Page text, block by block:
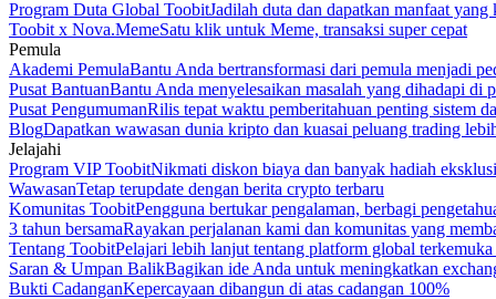
Program Duta Global ToobitJadilah duta dan dapatkan manfaat
Toobit x Nova.MemeSatu klik untuk Meme, transaksi super cepat
Pemula
Akademi PemulaBantu Anda bertransformasi dari pemula menjadi
Pusat BantuanBantu Anda menyelesaikan masalah yang dihadapi di
Pusat PengumumanRilis tepat waktu pemberitahuan penting sistem
BlogDapatkan wawasan dunia kripto dan kuasai peluang trading
Jelajahi
Program VIP ToobitNikmati diskon biaya dan banyak hadiah
WawasanTetap terupdate dengan berita crypto terbaru
Komunitas ToobitPengguna bertukar pengalaman, berbagi
3 tahun bersamaRayakan perjalanan kami dan komunitas yang
Tentang ToobitPelajari lebih lanjut tentang platform global
Saran & Umpan BalikBagikan ide Anda untuk meningkatkan
Bukti CadanganKepercayaan dibangun di atas cadangan 100%